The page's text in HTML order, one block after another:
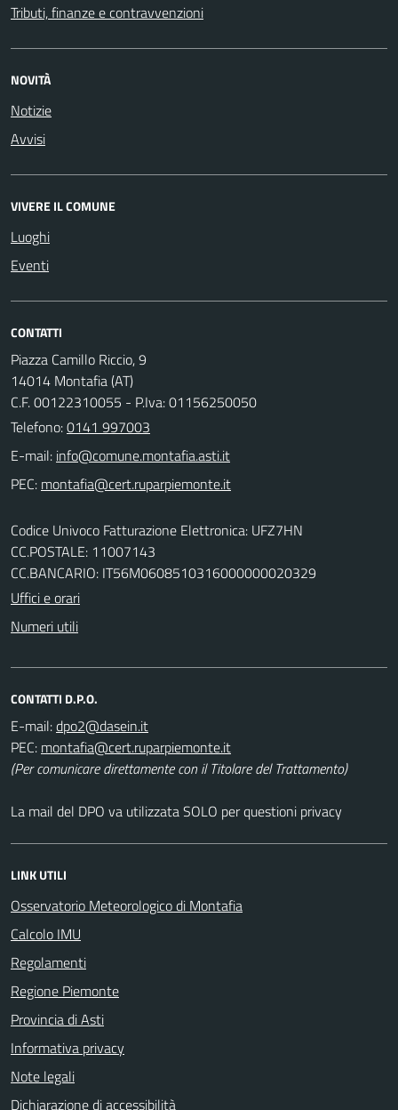
Tributi, finanze e contravvenzioni
NOVITÀ
Notizie
Avvisi
VIVERE IL COMUNE
Luoghi
Eventi
CONTATTI
Piazza Camillo Riccio, 9
14014 Montafia (AT)
C.F. 00122310055 - P.Iva: 01156250050
Telefono:0141 997003
E-mail:
PEC:
Codice Univoco Fatturazione Elettronica: UFZ7HN
CC.POSTALE: 11007143
CC.BANCARIO: IT56M0608510316000000020329
Uffici e orari
Numeri utili
CONTATTI D.P.O.
E-mail:
PEC:
(Per comunicare direttamente con il Titolare del Trattamento)
La mail del DPO va utilizzata SOLO per questioni privacy
LINK UTILI
Osservatorio Meteorologico di Montafia
Calcolo IMU
Regolamenti
Regione Piemonte
Provincia di Asti
Informativa privacy
Note legali
Dichiarazione di accessibilità